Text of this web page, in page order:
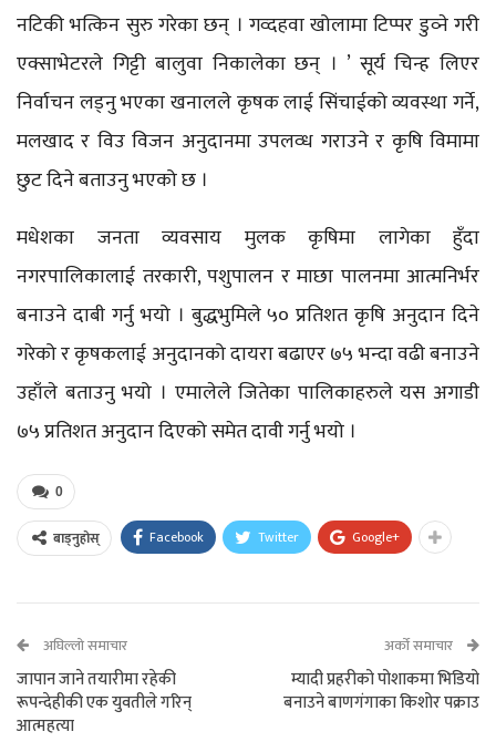
नटिकी भत्किन सुरु गरेका छन् । गव्दहवा खोलामा टिप्पर डुव्ने गरी
एक्साभेटरले गिट्टी बालुवा निकालेका छन् । ’ सूर्य चिन्ह लिएर
निर्वाचन लड्नु भएका खनालले कृषक लाई सिंचाईको व्यवस्था गर्ने,
मलखाद र विउ विजन अनुदानमा उपलव्ध गराउने र कृषि विमामा
छुट दिने बताउनु भएको छ ।
मधेशका जनता व्यवसाय मुलक कृषिमा लागेका हुँदा
नगरपालिकालाई तरकारी, पशुपालन र माछा पालनमा आत्मनिर्भर
बनाउने दाबी गर्नु भयो । बुद्धभुमिले ५० प्रतिशत कृषि अनुदान दिने
गरेको र कृषकलाई अनुदानको दायरा बढाएर ७५ भन्दा वढी बनाउने
उहाँले बताउनु भयो । एमालेले जितेका पालिकाहरुले यस अगाडी
७५ प्रतिशत अनुदान दिएको समेत दावी गर्नु भयो ।
0
बाड्नुहोस् Facebook Twitter Google+
अघिल्लो समाचार
जापान जाने तयारीमा रहेकी
रूपन्देहीकी एक युवतीले गरिन्
आत्महत्या
अर्को समाचार
म्यादी प्रहरीको पोशाकमा भिडियो
बनाउने बाणगंगाका किशोर पक्राउ